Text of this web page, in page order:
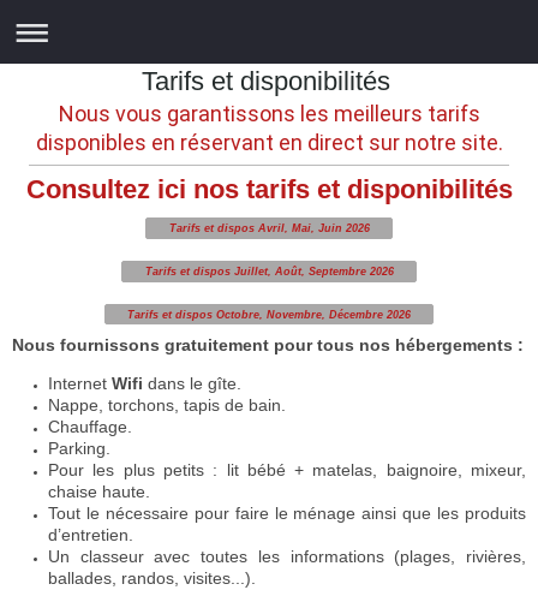
Tarifs et disponibilités
Nous vous garantissons les meilleurs tarifs
disponibles en réservant en direct sur notre site.
Consultez ici nos tarifs et disponibilités
Tarifs et dispos Avril, Mai, Juin 2026
Tarifs et dispos Juillet, Août, Septembre 2026
Tarifs et dispos Octobre, Novembre, Décembre 2026
Nous fournissons gratuitement pour tous nos hébergements :
Internet Wifi dans le gîte.
Nappe, torchons, tapis de bain.
Chauffage.
Parking.
Pour les plus petits : lit bébé + matelas, baignoire, mixeur,
chaise haute.
Tout le nécessaire pour faire le ménage ainsi que les produits
d’entretien.
Un classeur avec toutes les informations (plages, rivières,
ballades, randos, visites...).